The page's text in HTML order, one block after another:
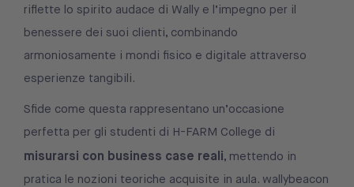
riflette lo spirito audace di Wally e l’impegno per il
benessere dei suoi clienti, combinando
armoniosamente i mondi fisico e digitale attraverso
esperienze tangibili.
Sfide come questa rappresentano un’occasione
perfetta per gli studenti di H-FARM College di
misurarsi con business case reali, mettendo in
pratica le nozioni teoriche acquisite in aula. wallybeacon